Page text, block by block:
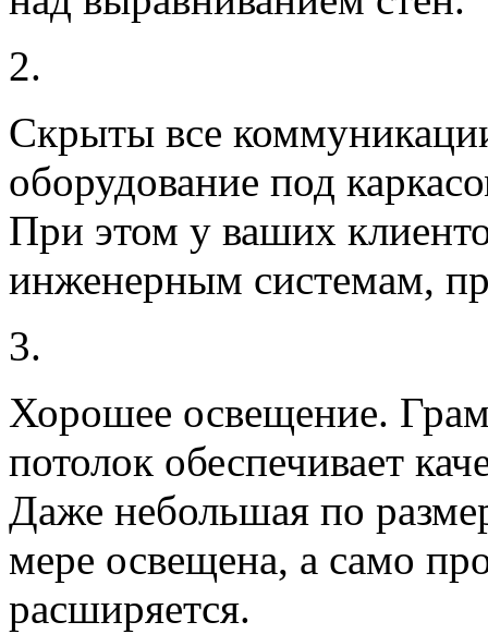
2.
Скрыты все
оборудование под
При этом у ваших
инженерным системам,
3.
Хорошее освещение.
потолок обеспечивает
Даже небольшая по
мере освещена, а само
расширяется.